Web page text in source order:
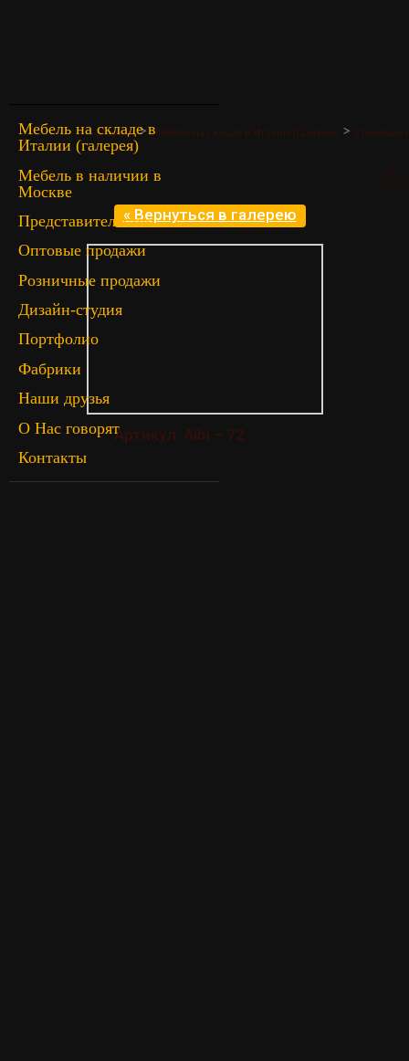
Мебель на складе в
Италии (галерея)
Мебель в наличии в
Москве
Представительство
Оптовые продажи
Розничные продажи
Дизайн-студия
Портфолио
Фабрики
Наши друзья
О Нас говорят
Контакты
Главная>Мебель на складе в Италии (Галерея) > Стеновые
« Вернуться в галерею
Артикул: Albi – 72